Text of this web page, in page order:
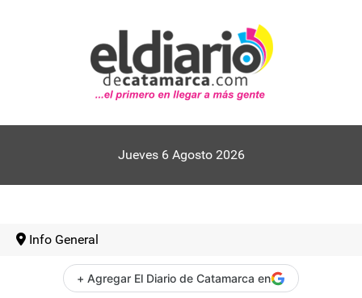
Jueves 6 Agosto 2026
Info General
+ Agregar El Diario de Catamarca en